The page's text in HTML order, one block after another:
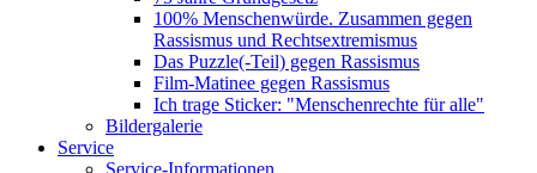
100% Menschenwürde. Zusammen gegen
Rassismus und Rechtsextremismus
Das Puzzle(-Teil) gegen Rassismus
Film-Matinee gegen Rassismus
Ich trage Sticker: "Menschenrechte für alle"
Bildergalerie
Service
Service-Informationen